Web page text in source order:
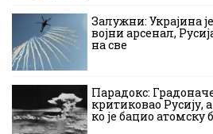
Залужни: Украјина
војни арсенал,
на све
Парадокс:
критиковао Русију,
ко је бацио атомску